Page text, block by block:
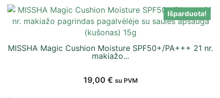
Išparduota!
MISSHA Magic Cushion Moisture SPF50+/PA+++ 21 nr.
makiažo...
19,00 € su PVM